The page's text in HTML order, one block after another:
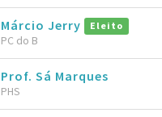
Márcio Jerry Eleito
PC do B
Prof. Sá Marques
PHS